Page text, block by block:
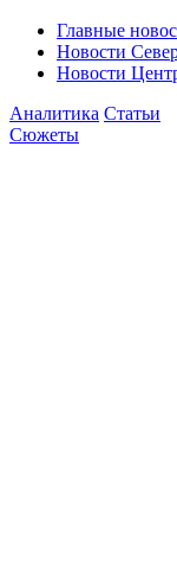
Главные
Новости
Новости
Аналитика Статьи
Сюжеты